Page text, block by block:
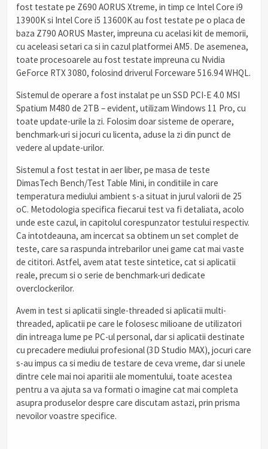
fost testate pe Z690 AORUS Xtreme, in timp ce Intel Core i9
13900K si Intel Core i5 13600K au fost testate pe o placa de
baza Z790 AORUS Master, impreuna cu acelasi kit de memorii,
cu aceleasi setari ca si in cazul platformei AM5. De asemenea,
toate procesoarele au fost testate impreuna cu Nvidia
GeForce RTX 3080, folosind driverul Forceware 516.94 WHQL.
Sistemul de operare a fost instalat pe un SSD PCI-E 4.0 MSI
Spatium M480 de 2TB – evident, utilizam Windows 11 Pro, cu
toate update-urile la zi. Folosim doar sisteme de operare,
benchmark-uri si jocuri cu licenta, aduse la zi din punct de
vedere al update-urilor.
Sistemul a fost testat in aer liber, pe masa de teste
DimasTech Bench/Test Table Mini, in conditiile in care
temperatura mediului ambient s-a situat in jurul valorii de 25
oC. Metodologia specifica fiecarui test va fi detaliata, acolo
unde este cazul, in capitolul corespunzator testului respectiv.
Ca intotdeauna, am incercat sa obtinem un set complet de
teste, care sa raspunda intrebarilor unei game cat mai vaste
de cititori. Astfel, avem atat teste sintetice, cat si aplicatii
reale, precum si o serie de benchmark-uri dedicate
overclockerilor.
Avem in test si aplicatii single-threaded si aplicatii multi-
threaded, aplicatii pe care le folosesc milioane de utilizatori
din intreaga lume pe PC-ul personal, dar si aplicatii destinate
cu precadere mediului profesional (3D Studio MAX), jocuri care
s-au impus ca si mediu de testare de ceva vreme, dar si unele
dintre cele mai noi aparitii ale momentului, toate acestea
pentru a va ajuta sa va formati o imagine cat mai completa
asupra produselor despre care discutam astazi, prin prisma
nevoilor voastre specifice.